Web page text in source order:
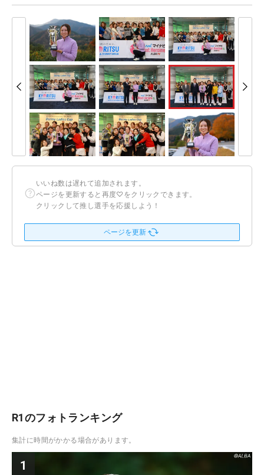
いいね数は遅れて追加されます。
ページを更新すると再度♡をクリックできます。
クリックして推し選手を応援しよう！
ページを更新
R1のフォトランキング
集計に時間がかかる場合があります。
1